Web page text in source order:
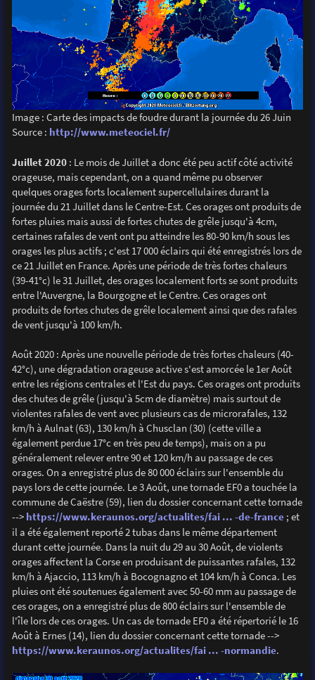
Image : Carte des impacts de foudre durant la journée du 26 Juin
Source : http://www.meteociel.fr/
Juillet 2020: Le mois de Juillet a donc été peu actif côté activité
orageuse, mais cependant, on a quand même pu observer
quelques orages forts localement supercellulaires durant la
journée du 21 Juillet dans le Centre-Est. Ces orages ont produits de
fortes pluies mais aussi de fortes chutes de grêle jusqu'à 4cm,
certaines rafales de vent ont pu atteindre les 80-90 km/h sous les
orages les plus actifs ; c'est 17 000 éclairs qui été enregistrés lors de
ce 21 Juillet en France. Après une période de très fortes chaleurs
(39-41°c) le 31 Juillet, des orages localement forts se sont produits
entre l'Auvergne, la Bourgogne et le Centre. Ces orages ont
produits de fortes chutes de grêle localement ainsi que des rafales
de vent jusqu'à 100 km/h.
Août 2020 : Après une nouvelle période de très fortes chaleurs (40-
42°c), une dégradation orageuse active s'est amorcée le 1er Août
entre les régions centrales et l'Est du pays. Ces orages ont produits
des chutes de grêle (jusqu'à 5cm de diamètre) mais surtout de
violentes rafales de vent avec plusieurs cas de microrafales, 132
km/h à Aulnat (63), 130 km/h à Chusclan (30) (cette ville a
également perdue 17°c en très peu de temps), mais on a pu
généralement relever entre 90 et 120 km/h au passage de ces
orages. On a enregistré plus de 80 000 éclairs sur l'ensemble du
pays lors de cette journée. Le 3 Août, une tornade EF0 a touchée la
commune de Caëstre (59), lien du dossier concernant cette tornade
--> https://www.keraunos.org/actualites/fai ... -de-france; et
il a été également reporté 2 tubas dans le même département
durant cette journée. Dans la nuit du 29 au 30 Août, de violents
orages affectent la Corse en produisant de puissantes rafales, 132
km/h à Ajaccio, 113 km/h à Bocognagno et 104 km/h à Conca. Les
pluies ont été soutenues également avec 50-60 mm au passage de
ces orages, on a enregistré plus de 800 éclairs sur l'ensemble de
l'île lors de ces orages. Un cas de tornade EF0 a été répertorié le 16
Août à Ernes (14), lien du dossier concernant cette tornade -->
https://www.keraunos.org/actualites/fai ... -normandie.